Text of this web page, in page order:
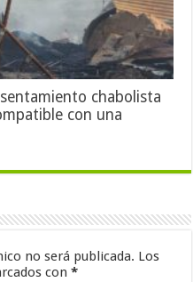
chabolista
con una
no será publicada. Los
con*